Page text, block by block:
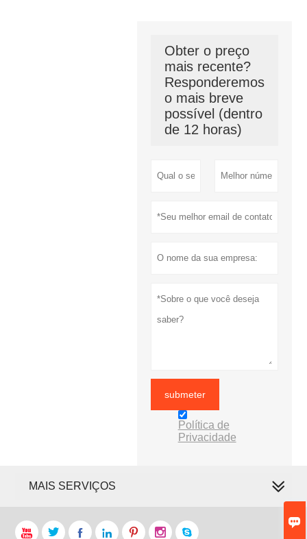

Obter o preço
mais recente?
Responderemos
o mais breve
possível (dentro
de 12 horas)
submeter
Política de
Privacidade
MAIS SERVIÇOS
      